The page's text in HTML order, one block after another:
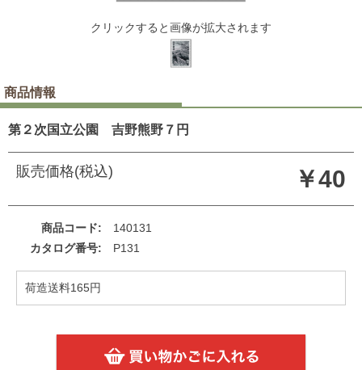
クリックすると画像が拡大されます
商品情報
第２次国立公園 吉野熊野７円
販売価格(税込) ￥40
商品コード
140131
カタログ番号
P131
荷造送料165円